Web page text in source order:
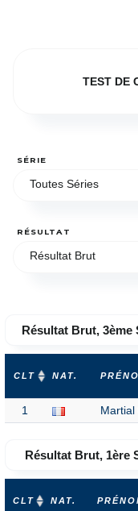
TEST DE
SÉRIE
Toutes Séries
RÉSULTAT
Résultat Brut
Résultat Brut, 3ème
CLT NAT.
1 Martial
Résultat Brut, 1ère
CLT NAT.